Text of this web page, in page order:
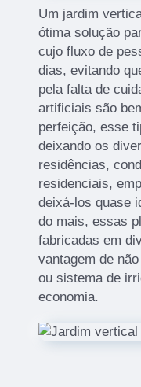
Um jardim
ótima solução
cujo fluxo de
dias, evitando
pela falta de
artificiais são
perfeição, esse
deixando os
residências,
residenciais,
deixá-los quase
do mais, essas
fabricadas em
vantagem de
ou sistema de
economia.